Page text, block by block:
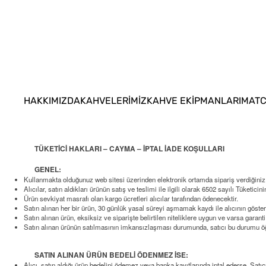
HAKKIMIZDAKAHVELERİMİZKAHVE EKİPMANLARI
TÜKETİCİ HAKLARI – CAYMA – İPTAL İADE KOŞULLARI
GENEL:
Kullanmakta olduğunuz web sitesi üzerinden elektronik ortamda sipariş
Alıcılar, satın aldıkları ürünün satış ve teslimi ile ilgili olarak 6502 sayılı
Ürün sevkiyat masrafı olan kargo ücretleri alıcılar tarafından ödenecektir.
Satın alınan her bir ürün, 30 günlük yasal süreyi aşmamak kaydı ile alıcının
Satın alınan ürün, eksiksiz ve siparişte belirtilen niteliklere uygun ve varsa
Satın alınan ürünün satılmasının imkansızlaşması durumunda, satıcı bu
SATIN ALINAN ÜRÜN BEDELİ ÖDENMEZ İSE: